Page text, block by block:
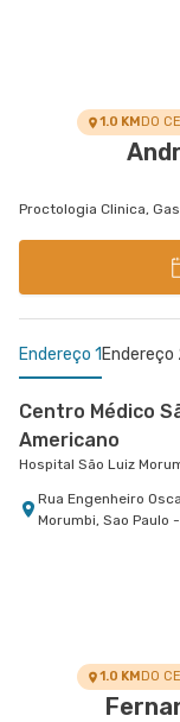
Rua Das Perobas
Rua Dona Veridiana
1.0 KMDO
Endereço 1 Endereço
Centro Médico
Americano
Hospital São Luiz
Rua Engenheiro
Morumbi, Sao Paulo
Rua Das Perobas
1.0 KMDO